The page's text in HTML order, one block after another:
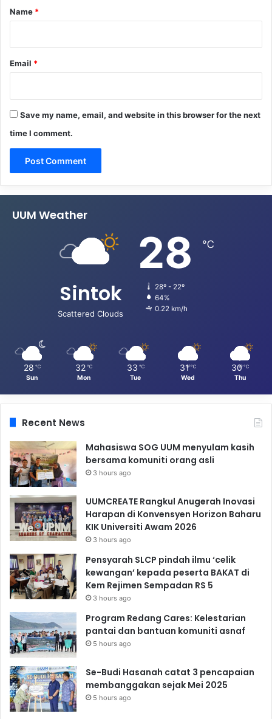
*
Name *
Email *
Save my name, email, and website in this browser for the next
time I comment.
UUM Weather
Sintok
Scattered Clouds
28 ℃
28º - 22º
64%
0.22 km/h
28 ℃
Sun
32 ℃
Mon
33 ℃
Tue
31 ℃
Wed
30 ℃
Thu
Recent News
Mahasiswa SOG UUM menyulam kasih
bersama komuniti orang asli
3 hours ago
UUMCREATE Rangkul Anugerah Inovasi
Harapan di Konvensyen Horizon Baharu
KIK Universiti Awam 2026
3 hours ago
Pensyarah SLCP pindah ilmu ‘celik
kewangan’ kepada peserta BAKAT di
Kem Rejimen Sempadan RS 5
3 hours ago
Program Redang Cares: Kelestarian
pantai dan bantuan komuniti asnaf
5 hours ago
Se-Budi Hasanah catat 3 pencapaian
membanggakan sejak Mei 2025
5 hours ago